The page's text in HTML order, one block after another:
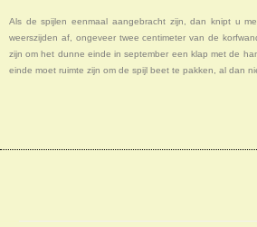
Als de spijlen eenmaal aangebracht zijn, dan knipt u
weerszijden af, ongeveer twee centimeter van de
zijn om het dunne einde in september een klap met de
einde moet ruimte zijn om de spijl beet te pakken, al dan